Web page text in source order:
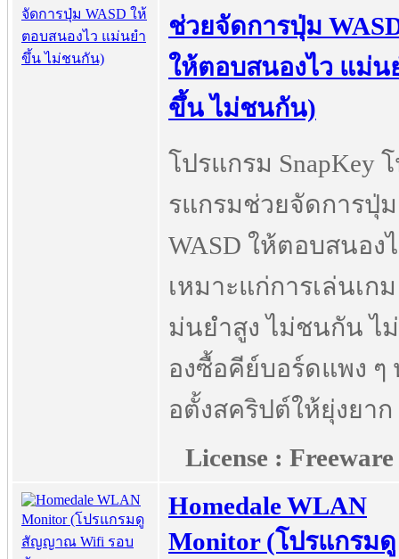
ช่วยจัดการปุ่ม
ให้ตอบสนองไว แม่น
ขึ้น ไม่ชนกัน)
โปรแกรม SnapKey
รแกรมช่วยจัดการปุ่ม
WASD ให้ตอบสนอง
เหมาะแก่การเล่นเก
ม่นยำสูง ไม่ชนกัน ไ
องซื้อคีย์บอร์ดแพง ๆ
อตั้งสคริปต์ให้ยุ่งยาก
License : Freeware
Homedale WLAN
Monitor (โปรแกรมดู